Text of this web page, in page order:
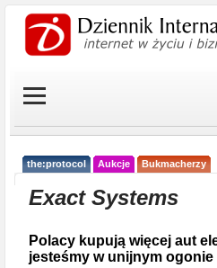
the:protocol Aukcje Bukmacherzy
Exact Systems
Polacy kupują więcej aut
jesteśmy w unijnym ogonie